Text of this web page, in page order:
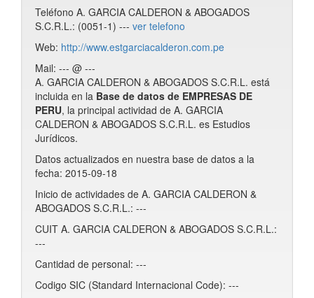
Teléfono A. GARCIA CALDERON & ABOGADOS
S.C.R.L.: (0051-1) --- ver telefono
Web: http://www.estgarciacalderon.com.pe
Mail: --- @ ---
A. GARCIA CALDERON & ABOGADOS S.C.R.L. está
incluida en la Base de datos de EMPRESAS DE
PERU, la principal actividad de A. GARCIA
CALDERON & ABOGADOS S.C.R.L. es Estudios
Jurídicos.
Datos actualizados en nuestra base de datos a la
fecha: 2015-09-18
Inicio de actividades de A. GARCIA CALDERON &
ABOGADOS S.C.R.L.: ---
CUIT A. GARCIA CALDERON & ABOGADOS S.C.R.L.:
---
Cantidad de personal: ---
Codigo SIC (Standard Internacional Code): ---